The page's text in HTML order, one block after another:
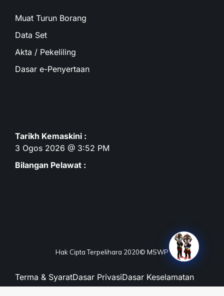
Muat Turun Borang
Data Set
Akta / Pekeliling
Dasar e-Penyertaan
Tarikh Kemaskini :
3 Ogos 2026 @ 3:52 PM
Bilangan Pelawat :
Hak Cipta Terpelihara 2020© MSWP
Terma & SyaratDasar PrivasiDasar Keselamatan